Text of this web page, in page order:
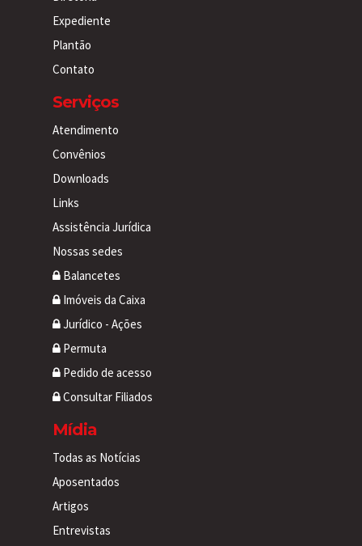
Expediente
Plantão
Contato
Serviços
Atendimento
Convênios
Downloads
Links
Assistência Jurídica
Nossas sedes
Balancetes
Imóveis da Caixa
Jurídico - Ações
Permuta
Pedido de acesso
Consultar Filiados
Mídia
Todas as Notícias
Aposentados
Artigos
Entrevistas